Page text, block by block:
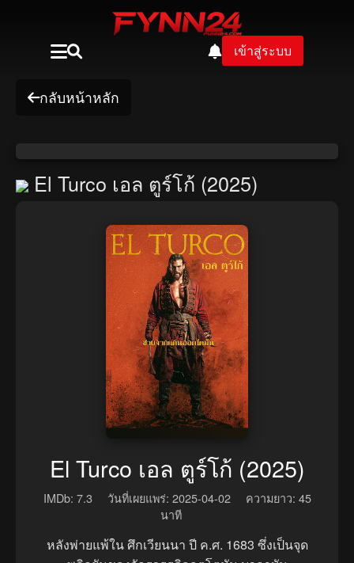
เข้าสู่ระบบ
กลับหน้าหลัก
El Turco เอล ตูร์โก้ (2025)
El Turco เอล ตูร์โก้ (2025)
IMDb: 7.3 วันที่เผยแพร่: 2025-04-02
ความยาว: 45
นาที
หลังพ่ายแพ้ใน ศึกเวียนนา ปี ค.ศ. 1683 ซึ่งเป็นจุด